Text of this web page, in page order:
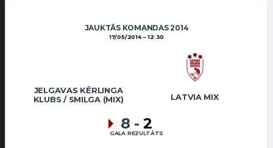
JAUKTĀS KOMANDAS 2014
17/05/2014 12:30
JELGAVAS KĒRLINGA
KLUBS / SMILGA (MIX)
LATVIA MIX
8 - 2
GALA REZULTĀTS